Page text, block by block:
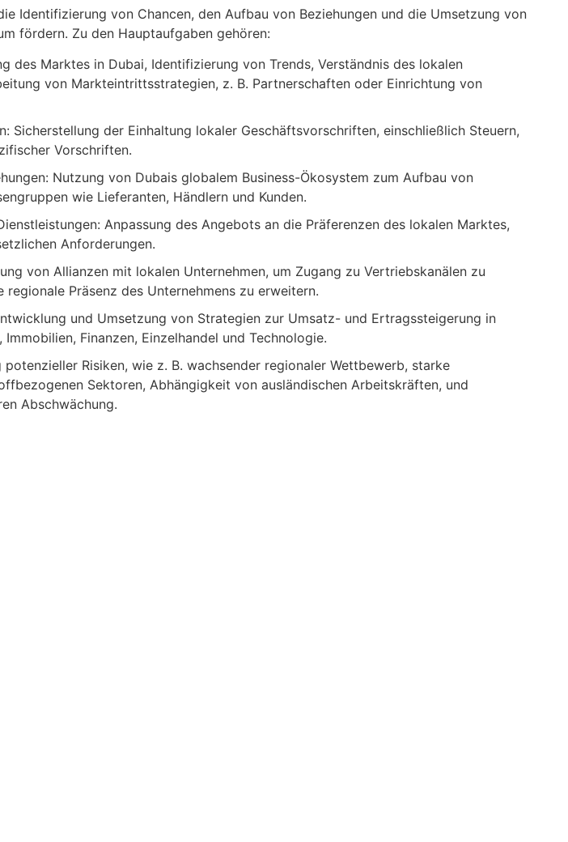
Identifizierung von Chancen, den Aufbau von Beziehungen und die Umsetzung von
fördern. Zu den Hauptaufgaben gehören:
des Marktes in Dubai, Identifizierung von Trends, Verständnis des lokalen
von Markteintrittsstrategien, z. B. Partnerschaften oder Einrichtung von
Sicherstellung der Einhaltung lokaler Geschäftsvorschriften, einschließlich Steuern,
Vorschriften.
Nutzung von Dubais globalem Business-Ökosystem zum Aufbau von
wie Lieferanten, Händlern und Kunden.
Anpassung des Angebots an die Präferenzen des lokalen Marktes,
Anforderungen.
von Allianzen mit lokalen Unternehmen, um Zugang zu Vertriebskanälen zu
regionale Präsenz des Unternehmens zu erweitern.
und Umsetzung von Strategien zur Umsatz- und Ertragssteigerung in
Finanzen, Einzelhandel und Technologie.
Risiken, wie z. B. wachsender regionaler Wettbewerb, starke
Sektoren, Abhängigkeit von ausländischen Arbeitskräften, und
Abschwächung.